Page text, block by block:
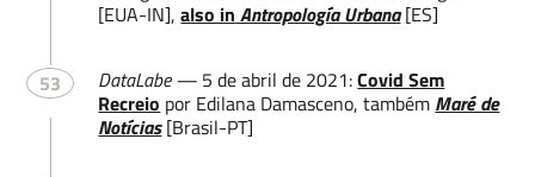
[EUA-IN],also in Antropología Urbana[ES]
53 DataLabe — 5 de abril de 2021:Covid Sem
Recreio por Edilana Damasceno, também Maré de
Notícias[Brasil-PT]